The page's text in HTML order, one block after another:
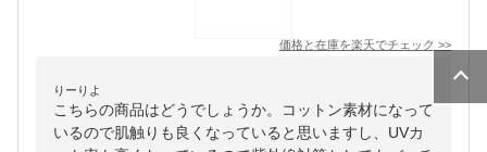
価格と在庫を楽天でチェック >>
りーりよ
こちらの商品はどうでしょうか。コットン素材になって
いるので肌触りも良くなっていると思いますし、UVカ